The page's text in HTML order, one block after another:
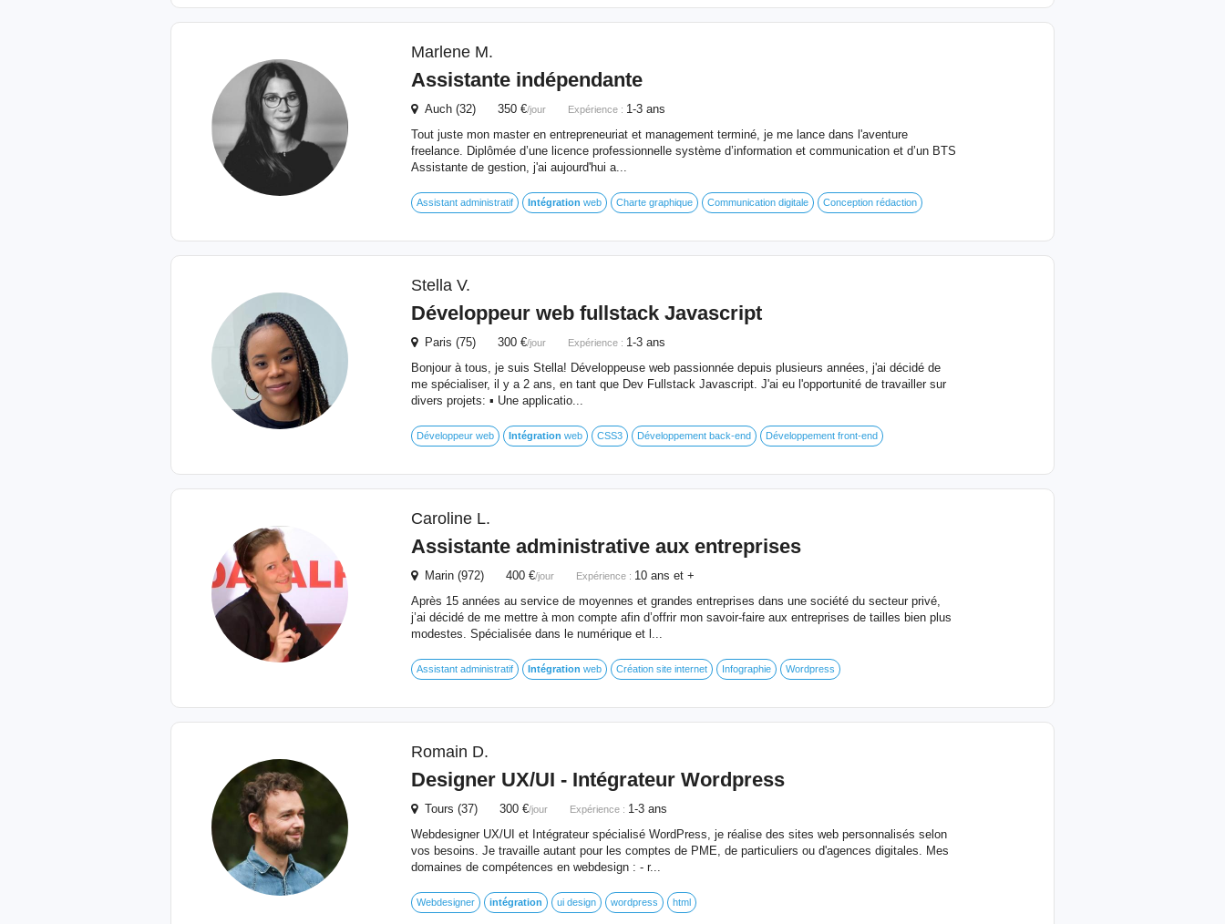
Marlene M.
Assistante indépendante
Auch (32) 350 €/jour Expérience : 1-3 ans
Tout juste mon master en entrepreneuriat et management terminé, je me lance dans l'aventure
freelance. Diplômée d’une licence professionnelle système d’information et communication et d’un BTS
Assistante de gestion, j'ai aujourd'hui a...
Assistant administratif Intégration web Charte graphique Communication digitale Conception rédaction
Stella V.
Développeur web fullstack Javascript
Paris (75) 300 €/jour Expérience : 1-3 ans
Bonjour à tous, je suis Stella! Développeuse web passionnée depuis plusieurs années, j'ai décidé de
me spécialiser, il y a 2 ans, en tant que Dev Fullstack Javascript. J'ai eu l'opportunité de travailler sur
divers projets: ▪️ Une applicatio...
Développeur web Intégration web CSS3 Développement back-end Développement front-end
Caroline L.
Assistante administrative aux entreprises
Marin (972) 400 €/jour Expérience : 10 ans et +
Après 15 années au service de moyennes et grandes entreprises dans une société du secteur privé,
j’ai décidé de me mettre à mon compte afin d’offrir mon savoir-faire aux entreprises de tailles bien plus
modestes. Spécialisée dans le numérique et l...
Assistant administratif Intégration web Création site internet Infographie Wordpress
Romain D.
Designer UX/UI - Intégrateur Wordpress
Tours (37) 300 €/jour Expérience : 1-3 ans
Webdesigner UX/UI et Intégrateur spécialisé WordPress, je réalise des sites web personnalisés selon
vos besoins. Je travaille autant pour les comptes de PME, de particuliers ou d'agences digitales. Mes
domaines de compétences en webdesign : - r...
Webdesigner intégration ui design wordpress html